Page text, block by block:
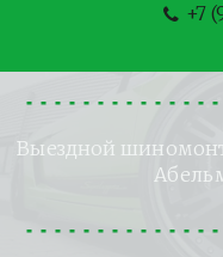
+7
Выездной